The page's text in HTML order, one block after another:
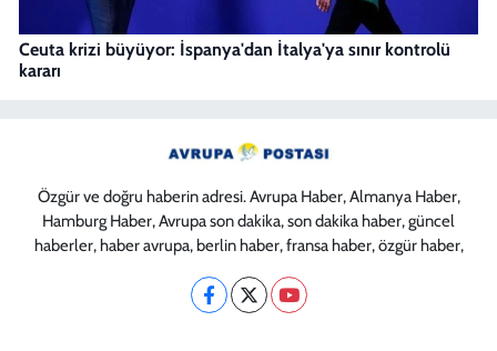
Ceuta krizi büyüyor: İspanya'dan İtalya'ya sınır kontrolü
kararı
Özgür ve doğru haberin adresi. Avrupa Haber, Almanya Haber,
Hamburg Haber, Avrupa son dakika, son dakika haber, güncel
haberler, haber avrupa, berlin haber, fransa haber, özgür haber,